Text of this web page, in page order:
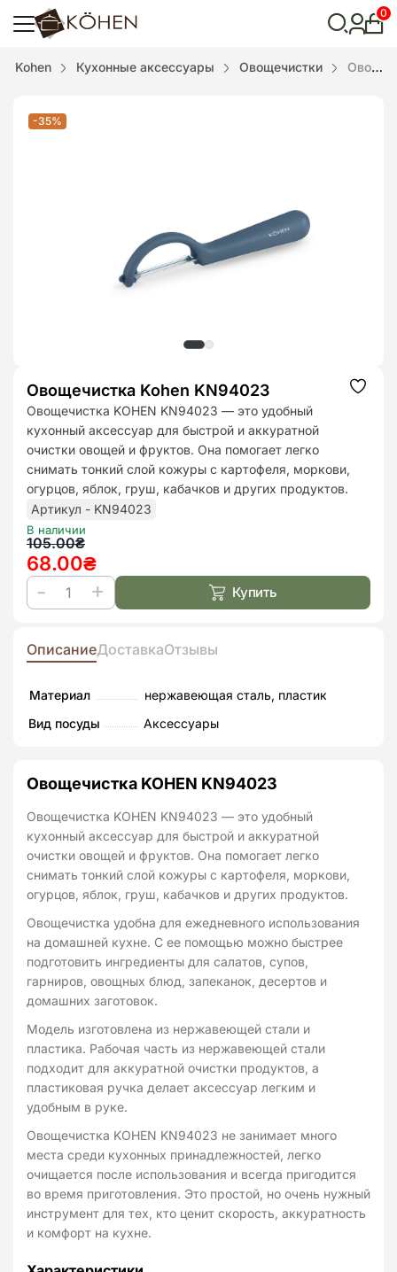
пошук
0
Kohen Кухонные аксессуары Овощечистки Овощечистка Kohen KN94023
-35%
Овощечистка Kohen KN94023
Овощечистка KOHEN KN94023 — это удобный
кухонный аксессуар для быстрой и аккуратной
очистки овощей и фруктов. Она помогает легко
снимать тонкий слой кожуры с картофеля, моркови,
огурцов, яблок, груш, кабачков и других продуктов.
Артикул - KN94023
В наличии
105.00₴
Первоначальная
цена
составляла
105.00₴.
68.00₴
Текущая
цена:
68.00₴.
Количество
Овощечистка
KN94023
Купить
ОписаниеДоставкаОтзывы
Материал
нержавеющая сталь, пластик
Вид посуды
Аксессуары
Овощечистка KOHEN KN94023
Овощечистка KOHEN KN94023 — это удобный
кухонный аксессуар для быстрой и аккуратной
очистки овощей и фруктов. Она помогает легко
снимать тонкий слой кожуры с картофеля, моркови,
огурцов, яблок, груш, кабачков и других продуктов.
Овощечистка удобна для ежедневного использования
на домашней кухне. С ее помощью можно быстрее
подготовить ингредиенты для салатов, супов,
гарниров, овощных блюд, запеканок, десертов и
домашних заготовок.
Модель изготовлена из нержавеющей стали и
пластика. Рабочая часть из нержавеющей стали
подходит для аккуратной очистки продуктов, а
пластиковая ручка делает аксессуар легким и
удобным в руке.
Овощечистка KOHEN KN94023 не занимает много
места среди кухонных принадлежностей, легко
очищается после использования и всегда пригодится
во время приготовления. Это простой, но очень нужный
инструмент для тех, кто ценит скорость, аккуратность
и комфорт на кухне.